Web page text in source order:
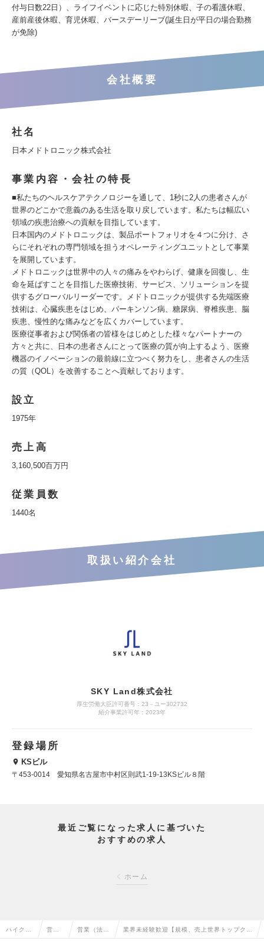
付与日数22日）、ライフイベントに応じた特別休暇、子の看護休暇、
産前産後休暇、育児休暇、バースデーリーブ(誕生日が平日の場合勤務
が免除)
会社概要
社名
日本メドトロニック株式会社
事業内容・会社の特長
■私たちのヘルスケアテクノロジーを通して、1秒に2人の患者さんが
世界のどこかで意義のある生活を取り戻しています。私たちは幅広い
領域の疾患治療への貢献を目指しています。
日本国内のメドトロニックは、製品ポートフォリオを４つに分け、さ
らにそれぞれの専門領域を担うオペレーティングユニットとして事業
を展開しています。
メドトロニックは世界中の人々の痛みをやわらげ、健康を回復し、生
命を延ばすことを目指した医療技術、サービス、ソリューションを提
供するグローバルリーダーです。メドトロニックが提供する先端医療
技術は、心臓疾患をはじめ、パーキンソン病、糖尿病、脊椎疾患、脳
疾患、慢性的な痛みなどを広くカバーしています。
医療従事者および関係者の皆様をはじめとした様々なパートナーの
方々と共に、日本の患者さんにとって医療の質が向上するよう、医療
機器のイノベーションの最前線に立つべく努力をし、患者さんの生活
の質（QOL）を改善することへ貢献しております。
設立
1975年
売上高
3,160,500百万円
従業員数
1440名
取扱い紹介会社
SKY Land株式会社
厚生労働大臣許可番号：23－ユー302732
紹介事業許可年：2023年
登録場所
KSビル
〒453-0014 愛知県名古屋市中村区則武1-19-13KSビル８階
最近ご覧になった求人に基づいた
おすすめの求人
ホーム
ハイクラ 営業 営業（法人 業界未経験歓迎【規模、売上世界トップクラ